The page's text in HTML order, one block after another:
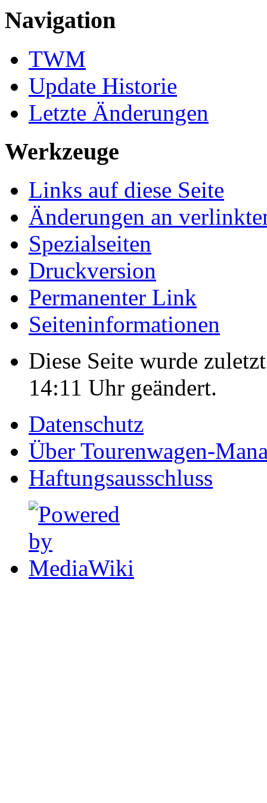
Navigation
TWM
Update Historie
Letzte Änderungen
Werkzeuge
Links auf diese Seite
Änderungen an
Spezialseiten
Druckversion
Permanenter Link
Seiten­informationen
Diese Seite wurde
14:11 Uhr geändert.
Datenschutz
Über Tourenwagen-
Haftungsausschluss